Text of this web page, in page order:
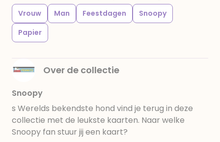
Vrouw Man Feestdagen
Snoopy
Papier
Over de collectie
Snoopy
s Werelds bekendste hond vind je terug in deze
collectie met de leukste kaarten. Naar welke
Snoopy fan stuur jij een kaart?